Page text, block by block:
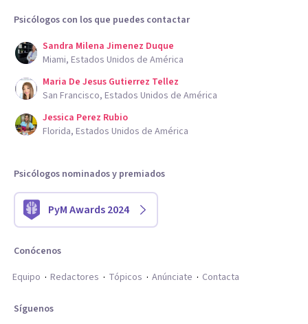
Psicólogos con los que puedes contactar
Sandra Milena Jimenez Duque
Miami, Estados Unidos de América
Maria De Jesus Gutierrez Tellez
San Francisco, Estados Unidos de América
Jessica Perez Rubio
Florida, Estados Unidos de América
Psicólogos nominados y premiados
PyM Awards 2024
Conócenos
Equipo
Redactores Tópicos Anúnciate Contacta
Síguenos